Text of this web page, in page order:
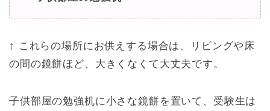
↑ これらの場所にお供えする場合は、リビングや床
の間の鏡餅ほど、大きくなくて大丈夫です。
子供部屋の勉強机に小さな鏡餅を置いて、受験生は